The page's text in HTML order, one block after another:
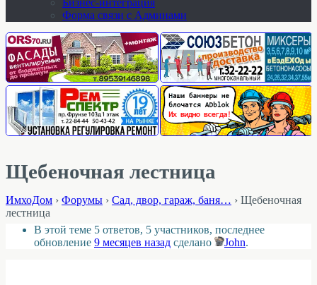
Форма связи с Админами
Щебеночная лестница
ИмхоДом › Форумы › Cад, двор, гараж, баня… › Щебеночная
лестница
В этой теме 5 ответов, 5 участников, последнее
обновление 9 месяцев назад сделано John.